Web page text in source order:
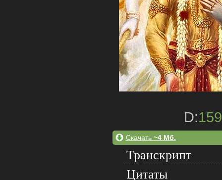
D:
Скачать ~4 Мб.
Транскрипт
Цитаты